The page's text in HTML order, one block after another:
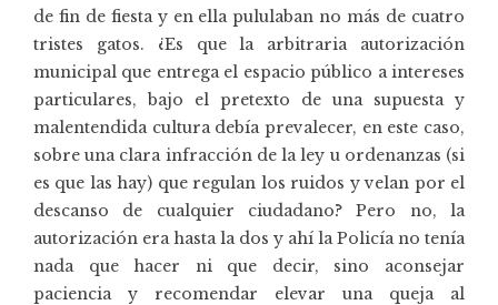
de fin de fiesta y en ella pululaban no más de cuatro
tristes gatos. ¿Es que la arbitraria autorización
municipal que entrega el espacio público a intereses
particulares, bajo el pretexto de una supuesta y
malentendida cultura debía prevalecer, en este caso,
sobre una clara infracción de la ley u ordenanzas (si
es que las hay) que regulan los ruidos y velan por el
descanso de cualquier ciudadano? Pero no, la
autorización era hasta la dos y ahí la Policía no tenía
nada que hacer ni que decir, sino aconsejar
paciencia y recomendar elevar una queja al